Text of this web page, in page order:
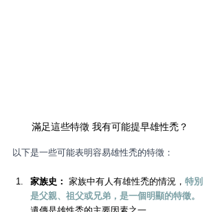
滿足這些特徵 我有可能提早雄性禿？
以下是一些可能表明容易雄性禿的特徵：
家族史： 家族中有人有雄性禿的情況， 特別
是父親、祖父或兄弟，是一個明顯的特徵。